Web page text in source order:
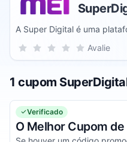
A Super Digital é uma
possa criar uma conta
realiza consultas ao SPC ou
Sua nota para SuperDigital,
5 estrelas
4 estrelas
3 estrelas
2 estrelas
1 estrela Avalie
1 cupom
Verificado
O Melhor Cupom